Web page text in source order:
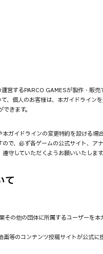
営するPARCO GAMESが製作・販売
、個人のお客様は、本ガイドライン
きます。
ガイドラインの変更特約を設ける場
で、必ず各ゲームの公式サイト、ア
守していただくようお願いいたします
て
の他の団体に所属するユーザーを本
等のコンテンツ投稿サイトが公式に